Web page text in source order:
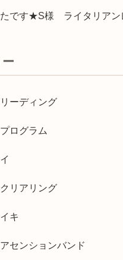
たです★S様 ライタリアン
ーディング
ログラム
リアリング
キ
センションバンド